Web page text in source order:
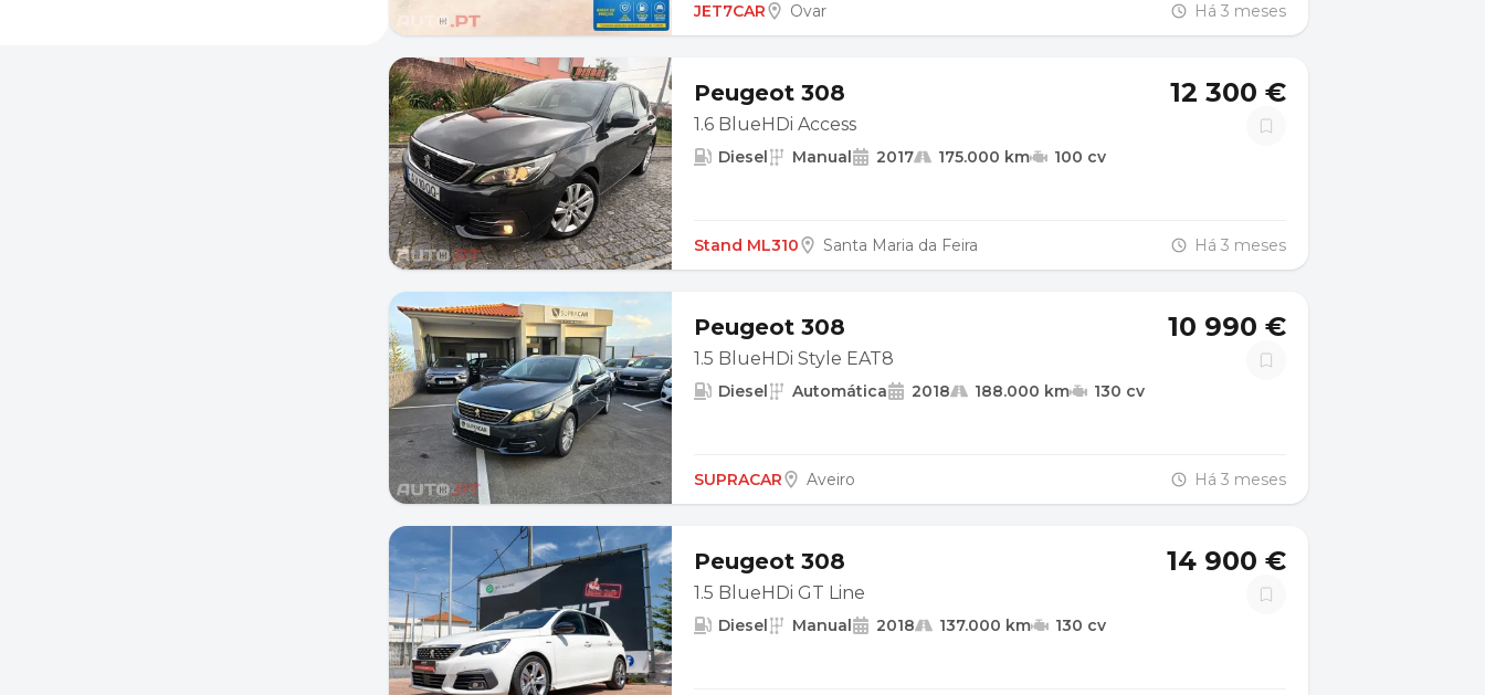
JET7CAR Ovar Há 3 meses
Peugeot 308
1.6 BlueHDi Access
12 300 €
Diesel Manual 2017 175.000 km 100 cv
Stand ML310 Santa Maria da Feira Há 3 meses
Peugeot 308
1.5 BlueHDi Style EAT8
10 990 €
Diesel Automática 2018 188.000 km 130 cv
SUPRACAR Aveiro Há 3 meses
Peugeot 308
1.5 BlueHDi GT Line
14 900 €
Diesel Manual 2018 137.000 km 130 cv